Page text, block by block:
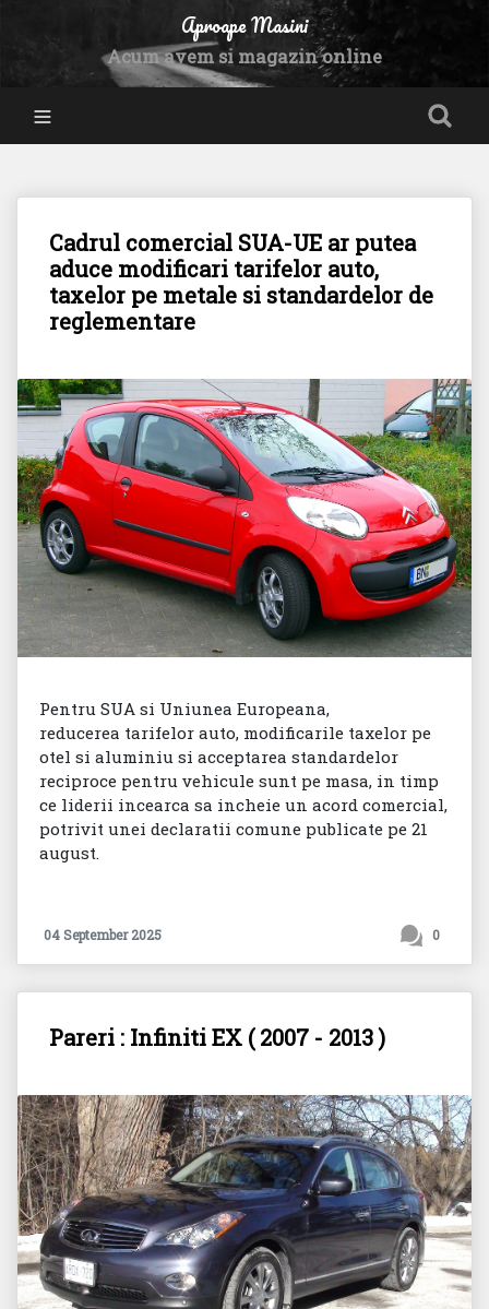
Aproape Masini
Acum avem si magazin online
Cadrul comercial SUA-UE ar putea
aduce modificari tarifelor auto,
taxelor pe metale si standardelor de
reglementare
Pentru SUA si Uniunea Europeana,
reducerea tarifelor auto, modificarile taxelor pe
otel si aluminiu si acceptarea standardelor
reciproce pentru vehicule sunt pe masa, in timp
ce liderii incearca sa incheie un acord comercial,
potrivit unei declaratii comune publicate pe 21
august.
04 September 2025 0
Pareri : Infiniti EX ( 2007 - 2013 )